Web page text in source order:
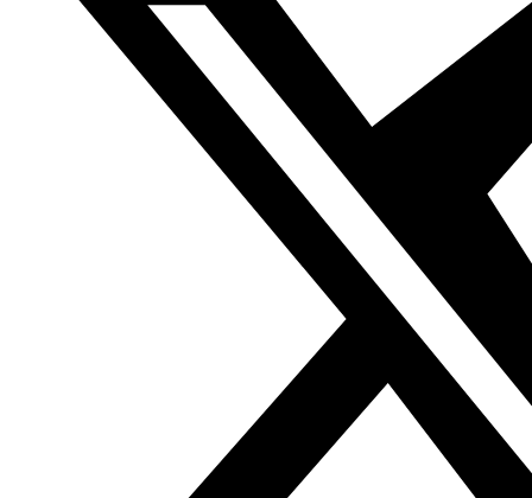
la traducción en este
enlace
Puedes consultar nuestra base de datos con más de
160.00 artículos traducidos del árabe en
Por qué el novelista Youssef Ziedan abandona
Siguiente
XX Aniversario de
la Escuela de Traductores de Toledo